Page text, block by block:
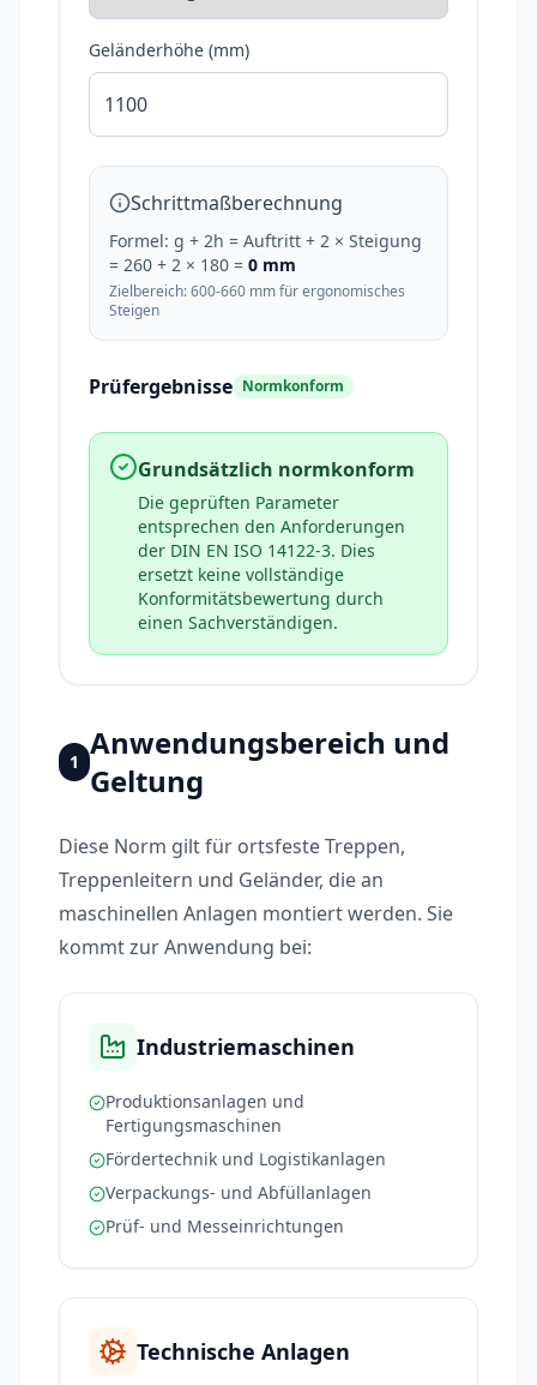
Geländerhöhe (mm)
Schrittmaßberechnung
Formel: g + 2h = Auftritt + 2 × Steigung
= 260 + 2 × 180 = 0 mm
Zielbereich: 600-660 mm für ergonomisches
Steigen
Prüfergebnisse Normkonform
Grundsätzlich normkonform
Die geprüften Parameter
entsprechen den Anforderungen
der DIN EN ISO 14122-3. Dies
ersetzt keine vollständige
Konformitätsbewertung durch
einen Sachverständigen.
1 Anwendungsbereich und
Geltung
Diese Norm gilt für ortsfeste Treppen,
Treppenleitern und Geländer, die an
maschinellen Anlagen montiert werden. Sie
kommt zur Anwendung bei:
Industriemaschinen
Produktionsanlagen und
Fertigungsmaschinen
Fördertechnik und Logistikanlagen
Verpackungs- und Abfüllanlagen
Prüf- und Messeinrichtungen
Technische Anlagen